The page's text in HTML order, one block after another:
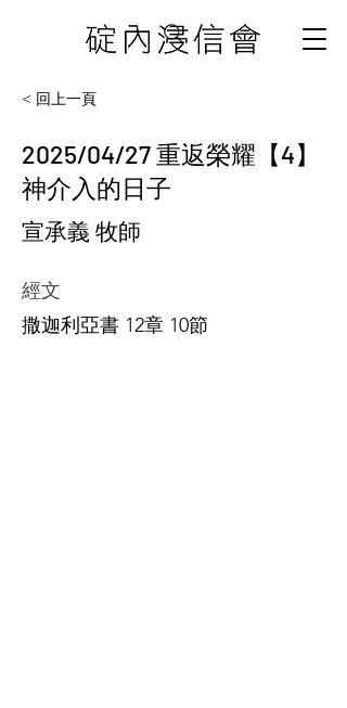
< 回上一頁
2025/04/27 重返榮耀【4】
神介入的日子
宣承義 牧師
經文
撒迦利亞書 12章 10節